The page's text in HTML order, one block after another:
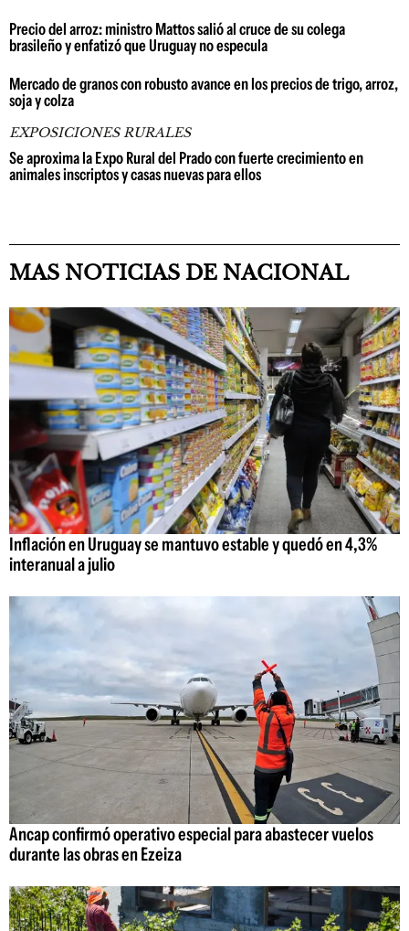
Precio del arroz: ministro Mattos salió al cruce de su colega
brasileño y enfatizó que Uruguay no especula
Mercado de granos con robusto avance en los precios de trigo, arroz,
soja y colza
EXPOSICIONES RURALES
Se aproxima la Expo Rural del Prado con fuerte crecimiento en
animales inscriptos y casas nuevas para ellos
MAS NOTICIAS DE NACIONAL
Inflación en Uruguay se mantuvo estable y quedó en 4,3%
interanual a julio
Ancap confirmó operativo especial para abastecer vuelos
durante las obras en Ezeiza